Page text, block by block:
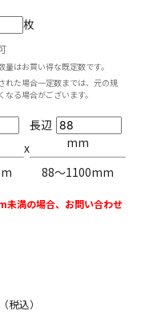
枚
はお買い得な既定数です。
れた場合一定数までは、元の規
なる場合がございます。
x
長辺
mm
88〜1100mm
満の場合、お問い合わせ
税込）